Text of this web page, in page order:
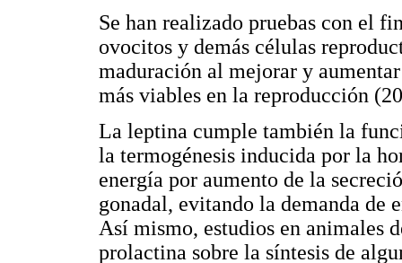
Se han realizado pruebas con el
ovocitos y demás células
maduración al mejorar y
más viables en la reproducción
La leptina cumple también la
la termogénesis inducida por la
energía por aumento de la
gonadal, evitando la demanda de
Así mismo, estudios en animales
prolactina sobre la síntesis de